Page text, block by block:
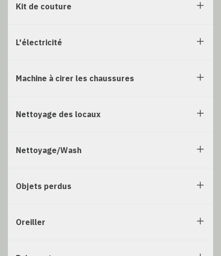
Kit de couture
L'électricité
Machine à cirer les chaussures
Nettoyage des locaux
Nettoyage/Wash
Objets perdus
Oreiller